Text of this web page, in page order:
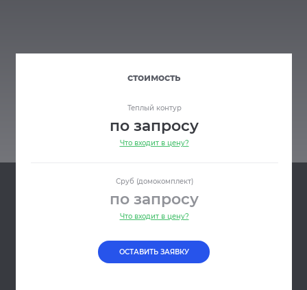
стоимость
Теплый контур
по запросу
Что входит в цену?
Сруб (домокомплект)
по запросу
Что входит в цену?
ОСТАВИТЬ ЗАЯВКУ